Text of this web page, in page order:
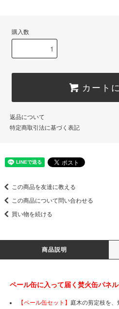
購入数
カート
返品について
特定商取引法に基づく表記
この商品を友達に教える
この商品について問い合わせる
買い物を続ける
商品説明
ペール缶に入って届く焚火缶パネ
【ペール缶セット】 庭木の剪定枝を